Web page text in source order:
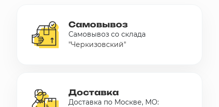
Самовывоз
Самовывоз со склада
"Черкизовский"
Доставка
Доставка по Москве, МО: